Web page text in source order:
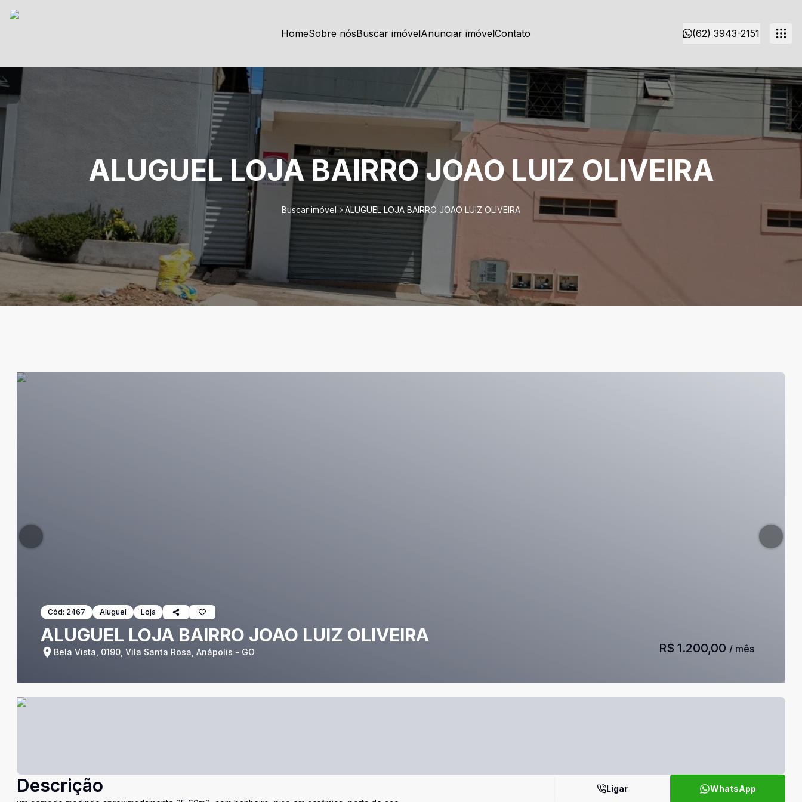
HomeSobre nósBuscar imóvelAnunciar imóvelContato (62) 3943-2151
ALUGUEL LOJA BAIRRO JOAO LUIZ OLIVEIRA
Buscar imóvel ALUGUEL LOJA BAIRRO JOAO LUIZ OLIVEIRA
Cód: 2467 Aluguel Loja
ALUGUEL LOJA BAIRRO JOAO LUIZ OLIVEIRA
Bela Vista, 0190, Vila Santa Rosa, Anápolis - GO R$ 1.200,00 / mês
Descrição Ligar WhatsApp